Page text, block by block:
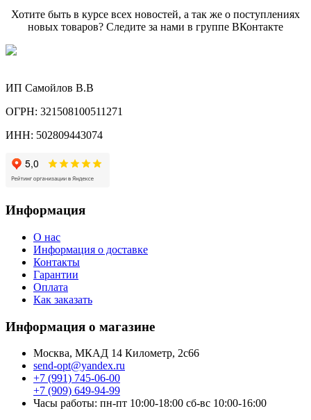
Хотите быть в курсе всех новостей, а так же о поступлениях
новых товаров? Следите за нами в группе ВКонтакте
ИП Самойлов В.В
ОГРН: 321508100511271
ИНН: 502809443074
Информация
О нас
Информация о доставке
Контакты
Гарантии
Оплата
Как заказать
Информация о магазине
Москва, МКАД 14 Километр, 2с66
send-opt@yandex.ru
+7 (991) 745-06-00
+7 (909) 649-94-99
Часы работы: пн-пт 10:00-18:00 сб-вс 10:00-16:00